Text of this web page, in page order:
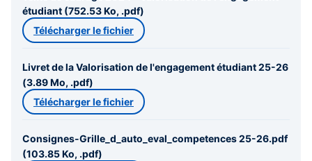
étudiant (752.53 Ko, .pdf)
Télécharger le fichier
Livret de la Valorisation de l'engagement étudiant 25-26
(3.89 Mo, .pdf)
Télécharger le fichier
Consignes-Grille_d_auto_eval_competences 25-26.pdf
(103.85 Ko, .pdf)